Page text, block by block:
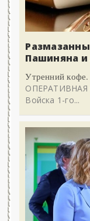
Пашиняна
Утренний
ОПЕРАТИВНАЯ
Войска 1-го...